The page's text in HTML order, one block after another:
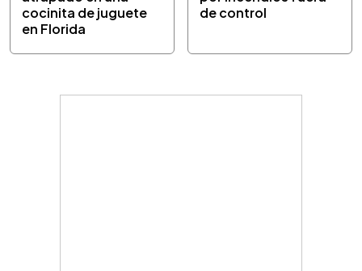
cocinita de juguete
en Florida
de control